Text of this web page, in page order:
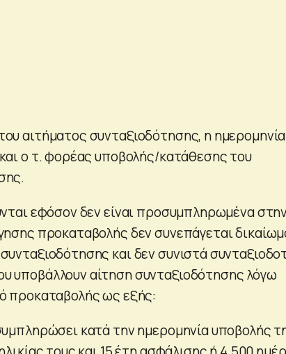
αιτήματος συνταξιοδότησης, η ημερομηνία
ο τ. φορέας υποβολής/κατάθεσης του
εφόσον δεν είναι προσυμπληρωμένα στην
προκαταβολής δεν συνεπάγεται
και δεν συνιστά
αίτηση συνταξιοδότησης λόγω
προκαταβολής ως εξής:
κατά την ημερομηνία υποβολής